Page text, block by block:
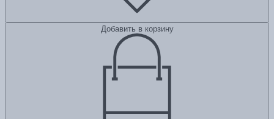
Добавить в корзину